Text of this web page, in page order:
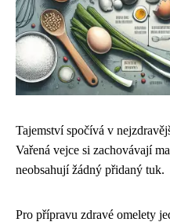
Tajemství spočívá v
Vařená vejce si zachovávají
neobsahují žádný přidaný tuk.
Pro přípravu zdravé omelety